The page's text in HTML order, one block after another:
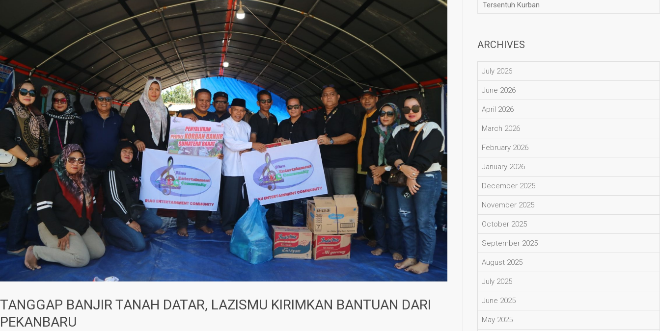
TANGGAP BANJIR TANAH DATAR, LAZISMU KIRIMKAN BANTUAN DARI
PEKANBARU
Tersentuh Kurban
ARCHIVES
July 2026
June 2026
April 2026
March 2026
February 2026
January 2026
December 2025
November 2025
October 2025
September 2025
August 2025
July 2025
June 2025
May 2025